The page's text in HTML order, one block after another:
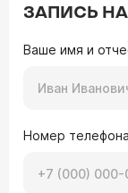
ЗАПИСЬ
Ваше имя и
Номер